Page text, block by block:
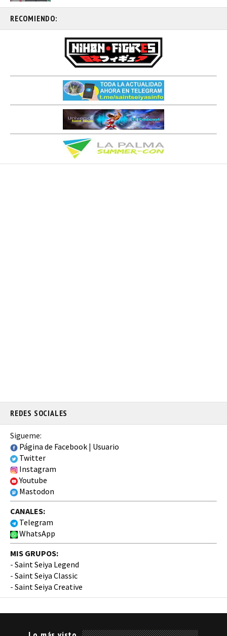
RECOMIENDO:
REDES SOCIALES
Sigueme:
Página de Facebook | Usuario
Twitter
Instagram
Youtube
Mastodon
CANALES:
Telegram
WhatsApp
MIS GRUPOS:
- Saint Seiya Legend
- Saint Seiya Classic
- Saint Seiya Creative